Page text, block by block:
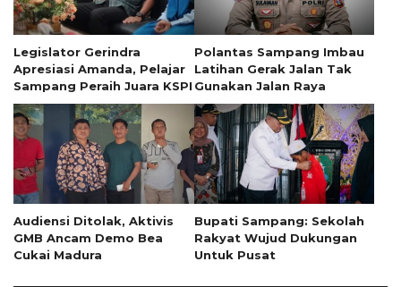
Legislator Gerindra
Apresiasi Amanda, Pelajar
Sampang Peraih Juara KSPI
Polantas Sampang Imbau
Latihan Gerak Jalan Tak
Gunakan Jalan Raya
Audiensi Ditolak, Aktivis
GMB Ancam Demo Bea
Cukai Madura
Bupati Sampang: Sekolah
Rakyat Wujud Dukungan
Untuk Pusat